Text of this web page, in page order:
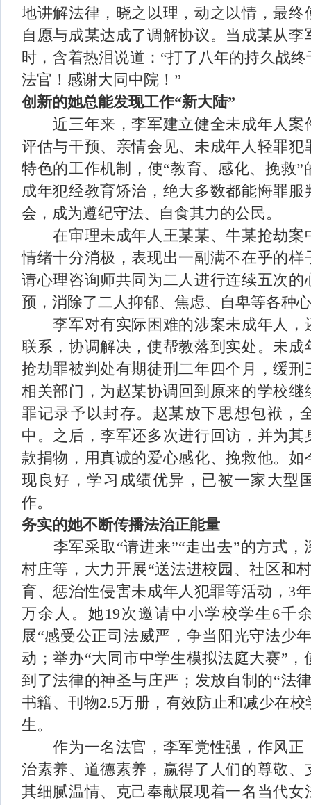
地讲解法律，晓之以理，动之以情，最终
自愿与成某达成了调解协议。当成某从李
时，含着热泪说道：“打了八年的持久战
法官！感谢大同中院！”
创新的她总能发现工作“新大陆”
近三年来，李军建立健全未成年人案
评估与干预、亲情会见、未成年人轻罪犯
特色的工作机制，使“教育、感化、挽救”
成年犯经教育矫治，绝大多数都能悔罪服
会，成为遵纪守法、自食其力的公民。
在审理未成年人王某某、牛某抢劫案
情绪十分消极，表现出一副满不在乎的样
请心理咨询师共同为二人进行连续五次的
预，消除了二人抑郁、焦虑、自卑等各种
李军对有实际困难的涉案未成年人，
联系，协调解决，使帮教落到实处。未成
抢劫罪被判处有期徒刑二年四个月，缓刑
相关部门，为赵某协调回到原来的学校继
罪记录予以封存。赵某放下思想包袱，
中。之后，李军还多次进行回访，并为其
款捐物，用真诚的爱心感化、挽救他。如
现良好，学习成绩优异，已被一家大型
作。
务实的她不断传播法治正能量
李军采取“请进来”“走出去”的方式
村庄等，大力开展“送法进校园、社区和
育、惩治性侵害未成年人犯罪等活动， 3
万余人。她19次邀请中小学校学生 6千
展“感受公正司法威严，争当阳光守法少
动；举办“大同市中学生模拟法庭大赛”，
到了法律的神圣与庄严；发放自制的“法
书籍、刊物2.5万册，有效防止和减少在
生。
作为一名法官，李军党性强，作风正
治素养、道德素养，赢得了人们的尊敬、
其细腻温情、克己奉献展现着一名当代女